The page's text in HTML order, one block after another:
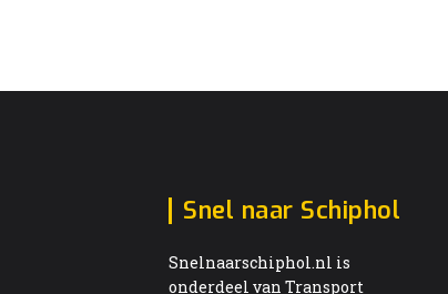
Snel naar Schiphol
Snelnaarschiphol.nl is
onderdeel van Transport